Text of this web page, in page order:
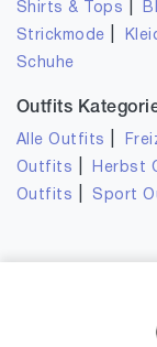
Shirts & Tops
Strickmode
Schuhe
Outfits
Alle Outfits
Outfits
Herbst
Outfits
Sport